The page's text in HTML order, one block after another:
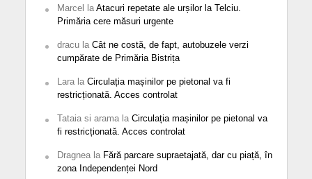
Marcel la Atacuri repetate ale urșilor la Telciu.
Primăria cere măsuri urgente
dracula Cât ne costă, de fapt, autobuzele verzi
cumpărate de Primăria Bistrița
Larala Circulația mașinilor pe pietonal va fi
restricționată. Acces controlat
Tataia si aramala Circulația mașinilor pe pietonal va
fi restricționată. Acces controlat
Dragneala Fără parcare supraetajată, dar cu piață, în
zona Independenței Nord